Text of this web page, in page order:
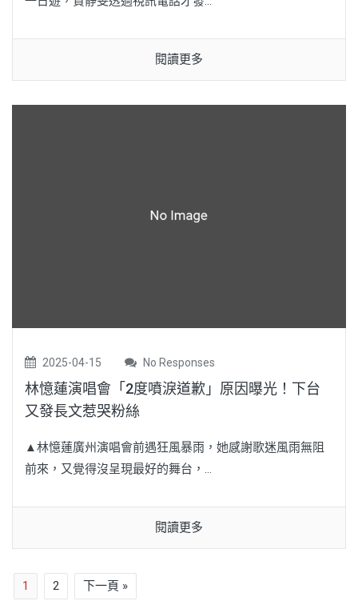
閱讀更多
2025-04-15 No Responses
林憶蓮演唱會「2度噴淚道歉」原因曝光！下台
又發長文惹哭粉絲
▲林憶蓮廣州演唱會前遇狂風暴雨，她感謝歌迷風雨無阻
前來，又覺得沒呈現最好的舞台，...
閱讀更多
1 2 下一頁 »